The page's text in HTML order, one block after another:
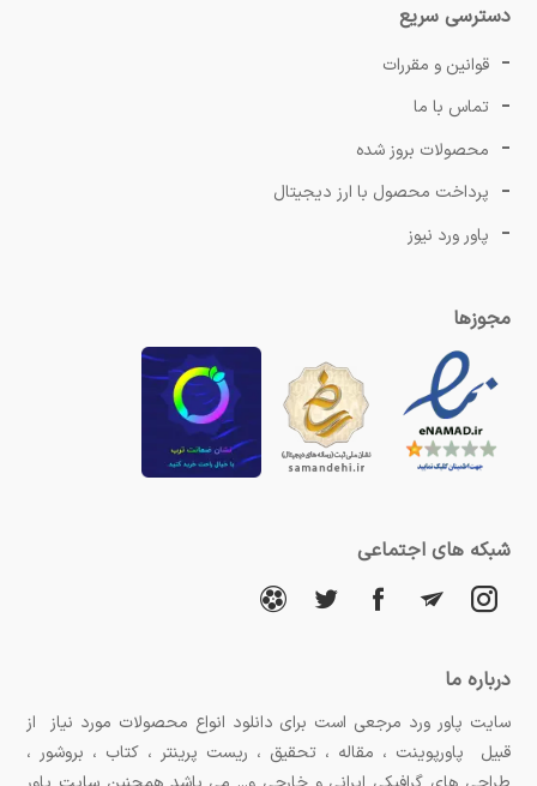
دسترسی سریع
قوانین و مقررات
تماس با ما
محصولات بروز شده
پرداخت محصول با ارز دیجیتال
پاور ورد نیوز
مجوزها
شبکه های اجتماعی
درباره ما
سایت پاور ورد مرجعی است برای دانلود انواع محصولات مورد نیاز از
قبیل پاورپوینت ، مقاله ، تحقیق ، ریست پرینتر ، کتاب ، بروشور ،